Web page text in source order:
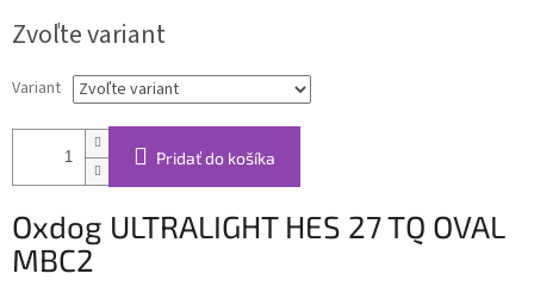
cena:
Zvoľte variant
Variant
Pridať do košíka
Oxdog ULTRALIGHT HES 27 TQ OVAL
MBC2